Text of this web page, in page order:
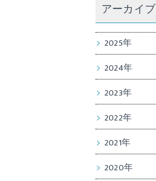
アーカイブ
2025年
2024年
2023年
2022年
2021年
2020年